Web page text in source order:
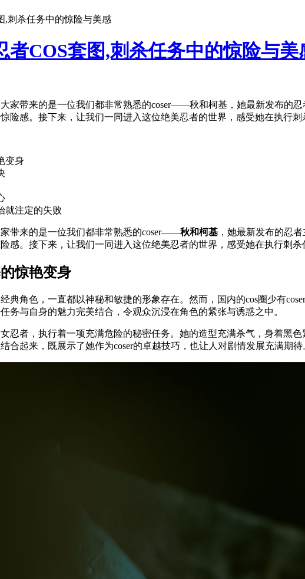
,刺杀任务中的惊险与美感
者COS套图,刺杀任务中的惊险与美
家带来的是一位我们都非常熟悉的coser——秋和柯基，她最新发布的
险感。接下来，让我们一同进入这位绝美忍者的世界，感受她在执行
变身
就注定的失败
带来的是一位我们都非常熟悉的coser——秋和柯基 ，她最新发布的忍
感。接下来，让我们一同进入这位绝美忍者的世界，感受她在执行刺杀
惊艳变身
典角色，一直都以神秘和敏捷的形象存在。然而，国内的cos圈少有
务与自身的魅力完美结合，令观众沉浸在角色的紧张与诱惑之中。
忍者，执行着一项充满危险的秘密任务。她的造型充满杀气，身着黑
合起来，既展示了她作为coser的卓越技巧，也让人对剧情发展充满期待